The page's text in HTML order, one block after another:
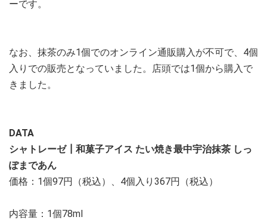
ーです。
なお、抹茶のみ1個でのオンライン通販購入が不可で、4個
入りでの販売となっていました。店頭では1個から購入で
きました。
DATA
シャトレーゼ┃和菓子アイス たい焼き最中宇治抹茶 しっ
ぽまであん
価格：1個97円（税込）、4個入り367円（税込）
内容量：1個78ml